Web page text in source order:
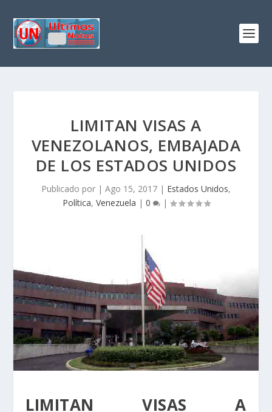
LIMITAN VISAS A
VENEZOLANOS, EMBAJADA
DE LOS ESTADOS UNIDOS
Publicado por | Ago 15, 2017 | Estados Unidos,
Política, Venezuela | 0 |
LIMITAN VISAS A